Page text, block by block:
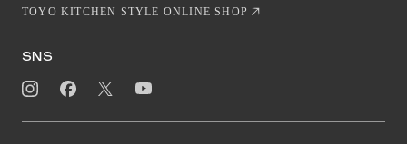
TOYO KITCHEN STYLE ONLINE SHOP
SNS